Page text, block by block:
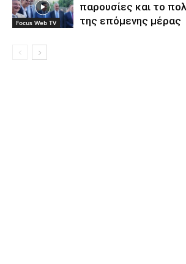
Focus Web TV
παρουσίες και το
της επόμενης μέρας